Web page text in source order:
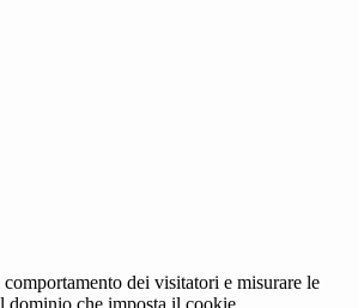
dei visitatori e misurare le